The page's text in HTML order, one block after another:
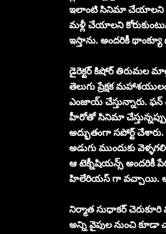
ఇలాంటి సినిమా చేయాలని
మళ్లీ చేయాలని
ఇస్తాను. అందరికీ
డైరెక్టర్ కిషోర్ తిరుమల
తెలుగు ప్రేక్షక
ఎంజాయ్ చేస్తున్నారు.
హీరోతో సినిమా
అద్భుతంగా సపోర్ట్
అడుగు ముందుకు
ఆ టెక్నీషియన్స్ అందరికీ
హిలేరియస్ గా వచ్చాయి.
నిర్మాత సుధాకర్
అన్ని వైపుల నుంచి